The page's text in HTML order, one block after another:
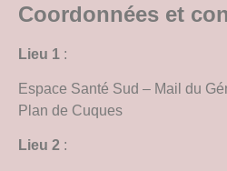
Coordonnées et
Lieu 1 :
Espace Santé Sud – Mail du
Plan de Cuques
Lieu 2 :